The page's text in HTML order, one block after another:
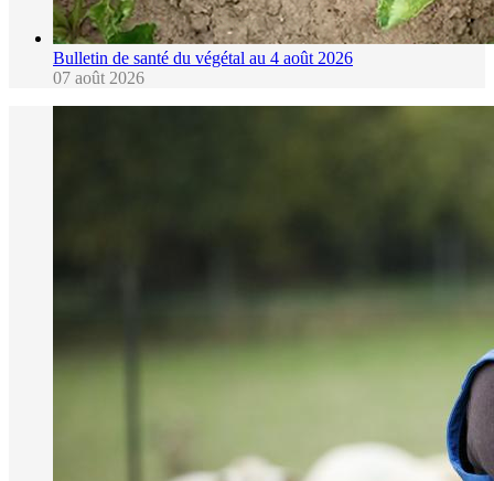
Bulletin de santé du végétal au 4 août 2026
07 août 2026